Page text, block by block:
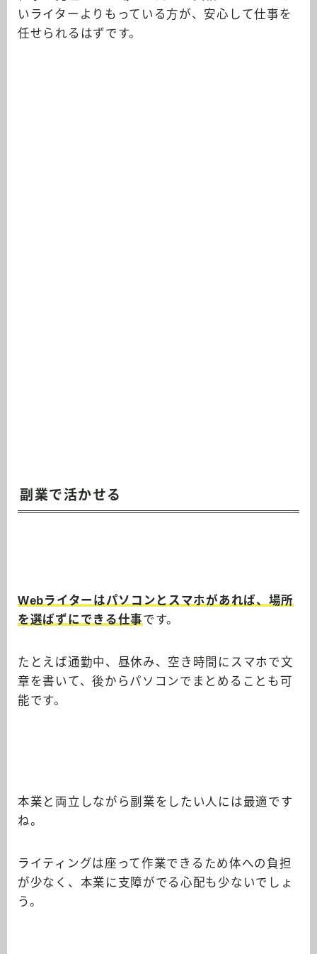
いライターよりもっている方が、安心して仕事を
任せられるはずです。
副業で活かせる
Webライターはパソコンとスマホがあれば、場所
を選ばずにできる仕事です。
たとえば通勤中、昼休み、空き時間にスマホで文
章を書いて、後からパソコンでまとめることも可
能です。
本業と両立しながら副業をしたい人には最適です
ね。
ライティングは座って作業できるため体への負担
が少なく、本業に支障がでる心配も少ないでしょ
う。